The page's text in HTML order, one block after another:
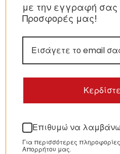
Ο Τεχνικός
Σημείων της
από τα χέρια των
σχολαστικά σε 24
Face ID / Touch ID:
ασφάλειας.
Οθόνη & Αφή:
με την εγγραφή σας
Προσφορές μας!
Επιθυμώ να
Για περισσότερες πληροφορίες,
Απορρήτου μας.